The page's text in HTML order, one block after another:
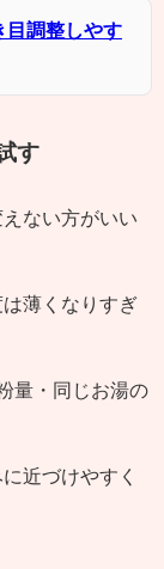
目調整しやす
す
ない方がいい
薄くなりすぎ
量・同じお湯の
近づけやすく